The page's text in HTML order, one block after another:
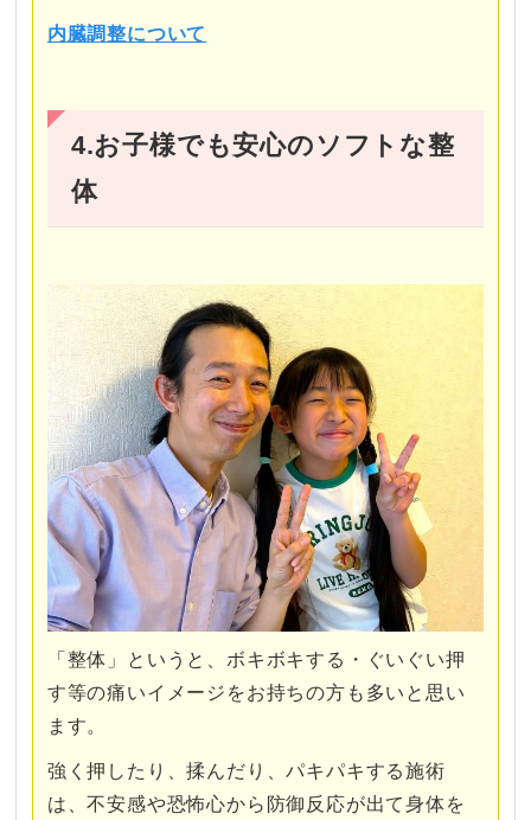
内臓調整について
4.お子様でも安心のソフトな整
体
「整体」というと、ボキボキする・ぐいぐい押
す等の痛いイメージをお持ちの方も多いと思い
ます。
強く押したり、揉んだり、パキパキする施術
は、不安感や恐怖心から防御反応が出て身体を